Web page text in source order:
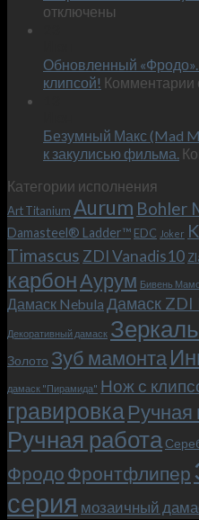
отключены
Обновленный
клипсой! Комментарии к
Безумный Макс (Mad
к закулисью фильма.
Категории исполнения
Art Titanium Aurum Bohler
Damasteel® Ladder™ EDC Joker
Timascus ZDI Vanadis10
карбонАурум Бивень
Дамаск Nebula Дамаск ZDI
Декоративный дамаск
Золото Зуб мамонта
дамаск "Пирамида" Нож с
гравировкаРучная
Ручная работа
Фродо Фронтфлипер
серия мозаичный